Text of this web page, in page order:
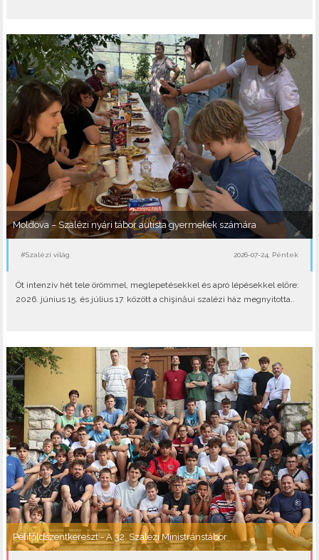
Moldova – Szalézi nyári tábor autista gyermekek számára
#Szalézi világ 2026-07-24, Péntek
Öt intenzív hét tele örömmel, meglepetésekkel és apró lépésekkel előre:
2026. június 15. és július 17. között a chişinăui szalézi ház megnyitotta..
Péliföldszentkereszt - A 32. Szalézi Ministránstábor